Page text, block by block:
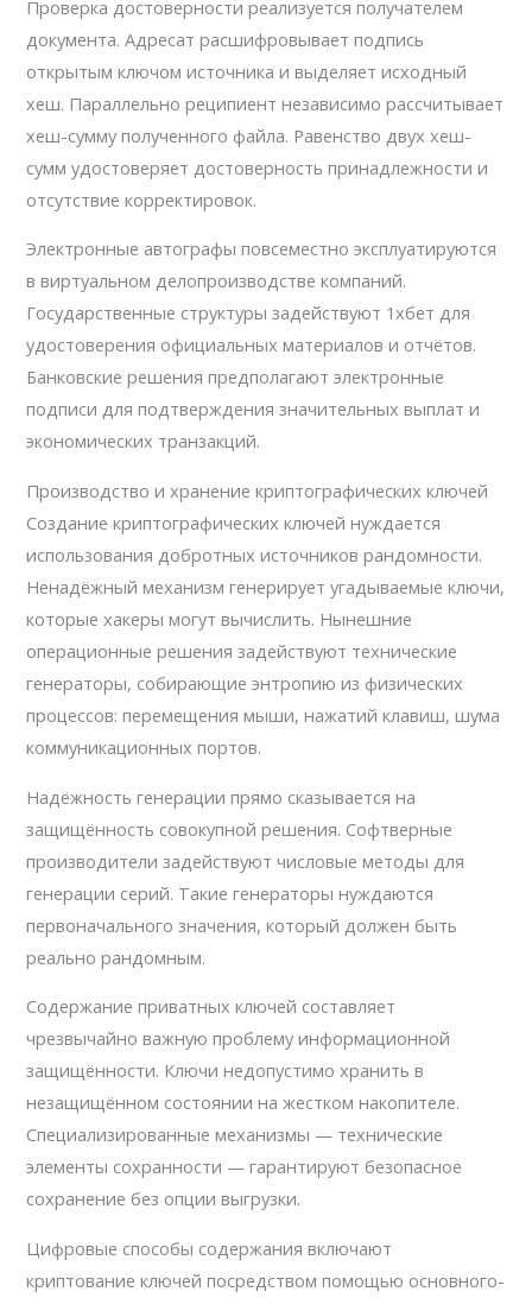
Проверка достоверности реализуется получателем
документа. Адресат расшифровывает подпись
открытым ключом источника и выделяет исходный
хеш. Параллельно реципиент независимо рассчитывает
хеш-сумму полученного файла. Равенство двух хеш-
сумм удостоверяет достоверность принадлежности и
отсутствие корректировок.
Электронные автографы повсеместно эксплуатируются
в виртуальном делопроизводстве компаний.
Государственные структуры задействуют 1хбет для
удостоверения официальных материалов и отчётов.
Банковские решения предполагают электронные
подписи для подтверждения значительных выплат и
экономических транзакций.
Производство и хранение криптографических ключей
Создание криптографических ключей нуждается
использования добротных источников рандомности.
Ненадёжный механизм генерирует угадываемые ключи,
которые хакеры могут вычислить. Нынешние
операционные решения задействуют технические
генераторы, собирающие энтропию из физических
процессов: перемещения мыши, нажатий клавиш, шума
коммуникационных портов.
Надёжность генерации прямо сказывается на
защищённость совокупной решения. Софтверные
производители задействуют числовые методы для
генерации серий. Такие генераторы нуждаются
первоначального значения, который должен быть
реально рандомным.
Содержание приватных ключей составляет
чрезвычайно важную проблему информационной
защищённости. Ключи недопустимо хранить в
незащищённом состоянии на жестком накопителе.
Специализированные механизмы — технические
элементы сохранности — гарантируют безопасное
сохранение без опции выгрузки.
Цифровые способы содержания включают
криптование ключей посредством помощью основного-